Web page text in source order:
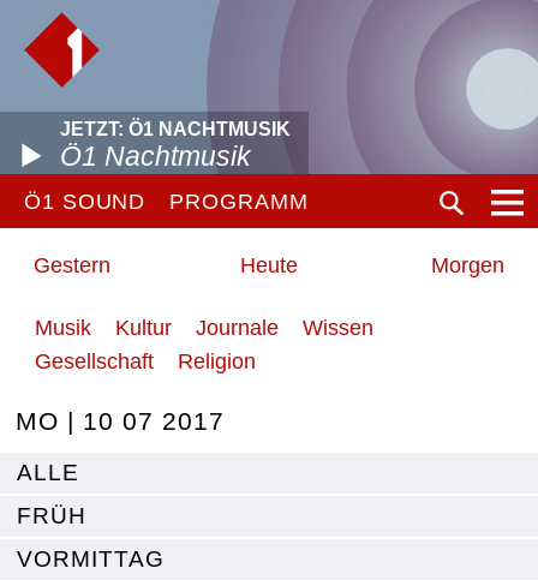
JETZT: Ö1 NACHTMUSIK
Ö1 Nachtmusik
Ö1 SOUND PROGRAMM
Gestern Heute Morgen
Musik Kultur Journale
Wissen
Gesellschaft
Religion
MO | 10 07 2017
ALLE
FRÜH
VORMITTAG